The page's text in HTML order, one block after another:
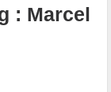
: Marcel